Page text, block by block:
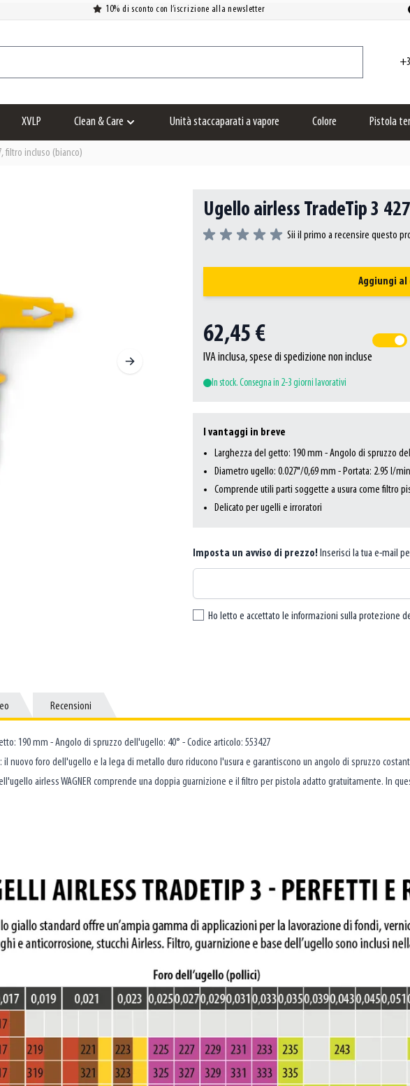
10% di sconto con l’iscrizione alla newsletter
XVLP Clean & Care Unità staccaparati a vapore Colore Pistola
filtro incluso (bianco)
Ugello airless TradeTip 3
Sii il primo a recensire questo
Aggiungi
62,45 €
IVA inclusa, spese di spedizione non incluse
In stock. Consegna in 2-3 giorni lavorativi
I vantaggi in breve
Larghezza del getto: 190 mm - Angolo di spruzzo
Diametro ugello: 0.027"/0,69 mm - Portata: 2.95 l/min
Comprende utili parti soggette a usura come filtro
Delicato per ugelli e irroratori
Imposta un avviso di prezzo! Inserisci la tua e-mail
Ho letto e accettato le informazioni sulla protezione
Recensioni
Recensioni
190 mm - Angolo di spruzzo dell'ugello: 40° - Codice articolo: 553427
il nuovo foro dell'ugello e la lega di metallo duro riducono l'usura e garantiscono un angolo di spruzzo
airless WAGNER comprende una doppia guarnizione e il filtro per pistola adatto gratuitamente. In